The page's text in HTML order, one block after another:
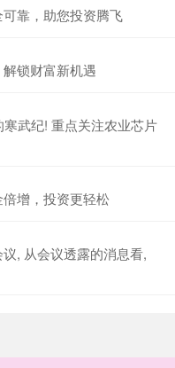
靠，助您投资腾飞
锁财富新机遇
武纪! 重点关注农业芯片
增，投资更轻松
, 从会议透露的消息看,